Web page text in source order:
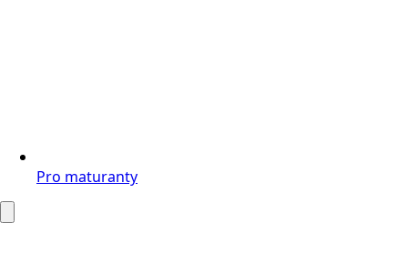
Pro maturanty